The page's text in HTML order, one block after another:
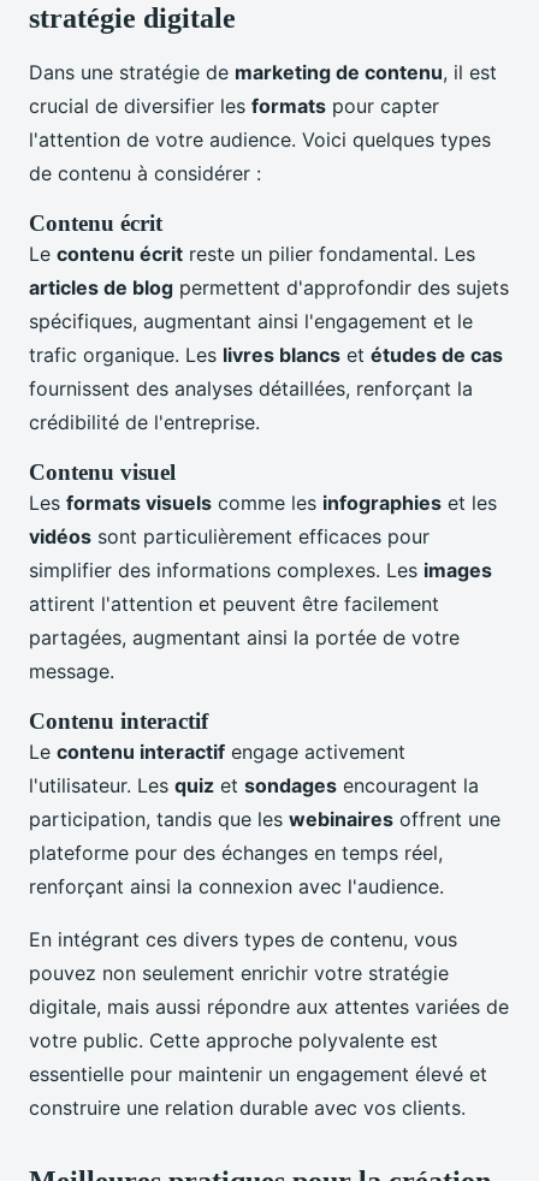
stratégie digitale
Dans une stratégie de marketing de contenu, il est
crucial de diversifier les formats pour capter
l'attention de votre audience. Voici quelques types
de contenu à considérer :
Contenu écrit
Le contenu écrit reste un pilier fondamental. Les
articles de blog permettent d'approfondir des sujets
spécifiques, augmentant ainsi l'engagement et le
trafic organique. Les livres blancs et études de cas
fournissent des analyses détaillées, renforçant la
crédibilité de l'entreprise.
Contenu visuel
Les formats visuels comme les infographies et les
vidéos sont particulièrement efficaces pour
simplifier des informations complexes. Les images
attirent l'attention et peuvent être facilement
partagées, augmentant ainsi la portée de votre
message.
Contenu interactif
Le contenu interactif engage activement
l'utilisateur. Les quiz et sondages encouragent la
participation, tandis que les webinaires offrent une
plateforme pour des échanges en temps réel,
renforçant ainsi la connexion avec l'audience.
En intégrant ces divers types de contenu, vous
pouvez non seulement enrichir votre stratégie
digitale, mais aussi répondre aux attentes variées de
votre public. Cette approche polyvalente est
essentielle pour maintenir un engagement élevé et
construire une relation durable avec vos clients.